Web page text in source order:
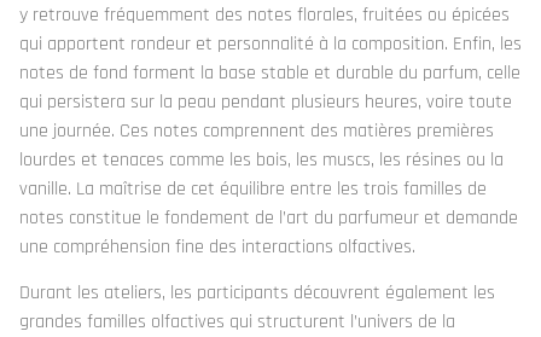
y retrouve fréquemment des notes florales, fruitées ou épicées
qui apportent rondeur et personnalité à la composition. Enfin, les
notes de fond forment la base stable et durable du parfum, celle
qui persistera sur la peau pendant plusieurs heures, voire toute
une journée. Ces notes comprennent des matières premières
lourdes et tenaces comme les bois, les muscs, les résines ou la
vanille. La maîtrise de cet équilibre entre les trois familles de
notes constitue le fondement de l’art du parfumeur et demande
une compréhension fine des interactions olfactives.
Durant les ateliers, les participants découvrent également les
grandes familles olfactives qui structurent l’univers de la